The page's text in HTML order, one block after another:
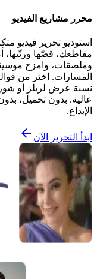
محرر مشاريع الفيديو
استوديو تحرير فيديو
مقاطعك، قصّها
وملصقات، وامزج
المسارات. اختر من
نسبة عرض لريلز أو
عالية. بدون تحميل،
الإبداع.
ابدأ التحرير الآن